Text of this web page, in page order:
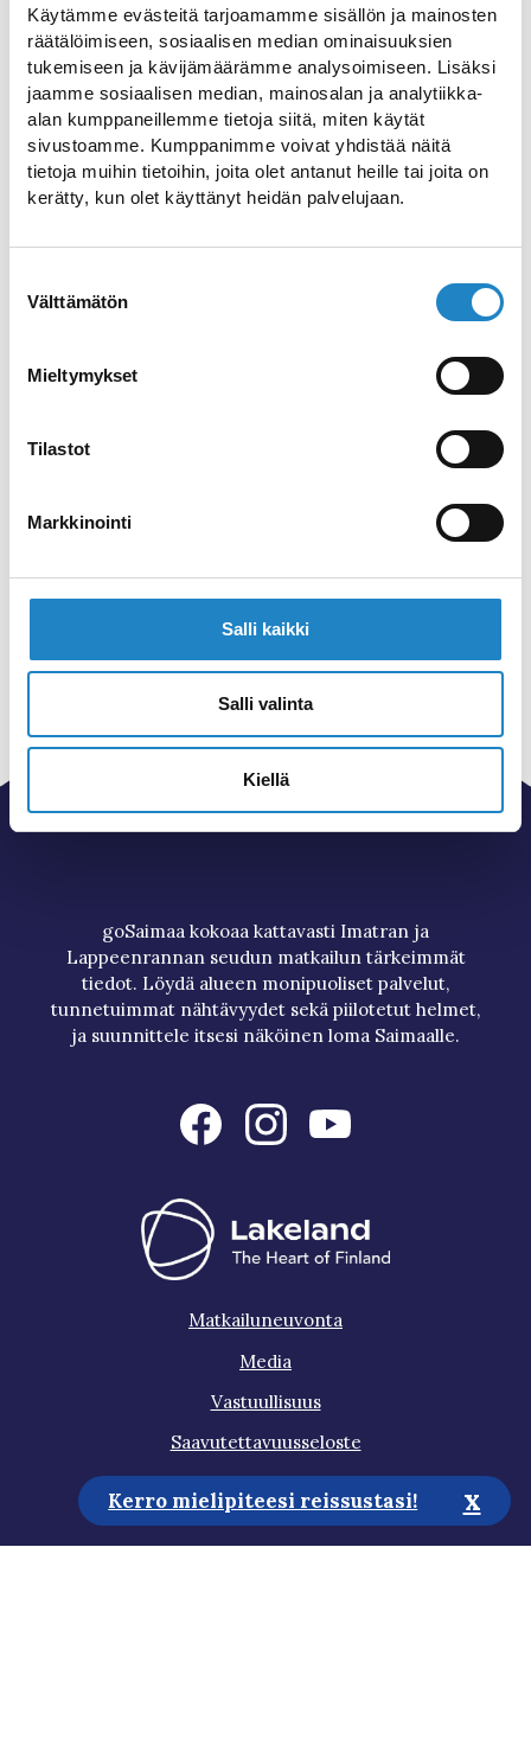
Käytämme evästeitä tarjoamamme sisällön ja mainosten
räätälöimiseen, sosiaalisen median ominaisuuksien
tukemiseen ja kävijämäärämme analysoimiseen. Lisäksi
jaamme sosiaalisen median, mainosalan ja analytiikka-
alan kumppaneillemme tietoja siitä, miten käytät
sivustoamme. Kumppanimme voivat yhdistää näitä
tietoja muihin tietoihin, joita olet antanut heille tai joita on
kerätty, kun olet käyttänyt heidän palvelujaan.
valinta
Välttämätön
Mieltymykset
Tilastot
Markkinointi
Salli kaikki
Salli valinta
Kiellä
HAKU
Saimaan saaristoreitti
Saimaan saaristoreitti kuljettaa
Taipalsaaren kirkko
Kotiseututalo Röytty
Ihanaa maalaistunnelmaa
goSaimaa kokoaa kattavasti Imatran ja
Lappeenrannan seudun matkailun tärkeimmät
tiedot. Löydä alueen monipuoliset palvelut,
tunnetuimmat nähtävyydet sekä piilotetut helmet,
ja suunnittele itsesi näköinen loma Saimaalle.
Matkailuneuvonta
Media
Vastuullisuus
Saavutettavuusseloste
Tietosuojaseloste
Kerro mielipiteesi reissustasi! x